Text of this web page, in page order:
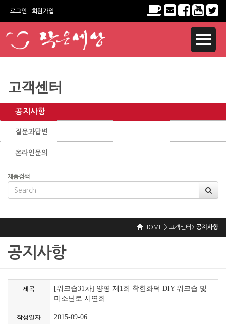
로그인 회원가입
고객센터
공지사항
질문과답변
온라인문의
제품검색
HOME > 고객센터> 공지사항
공지사항
제목
[워크숍31차] 양평 제1회 착한화덕 DIY 워크숍 및
미소난로 시연회
작성일자 2015-09-06